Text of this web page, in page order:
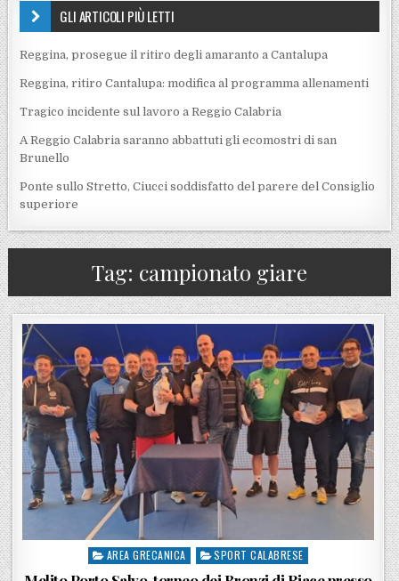
GLI ARTICOLI PIÙ LETTI
Reggina, prosegue il ritiro degli amaranto a Cantalupa
Reggina, ritiro Cantalupa: modifica al programma allenamenti
Tragico incidente sul lavoro a Reggio Calabria
A Reggio Calabria saranno abbattuti gli ecomostri di san
Brunello
Ponte sullo Stretto, Ciucci soddisfatto del parere del Consiglio
superiore
Tag: campionato giare
Posted in
AREA GRECANICA SPORT CALABRESE